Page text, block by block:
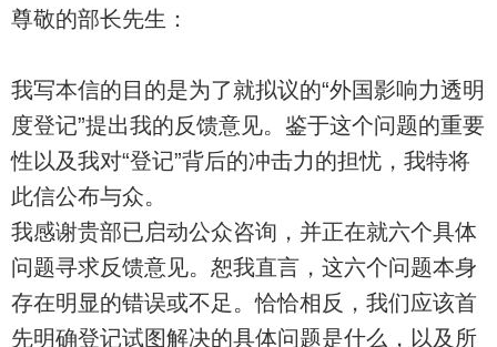
尊敬的部长先生：
我写本信的目的是为了就拟议的“外国影响力透明
度登记”提出我的反馈意见。鉴于这个问题的重要
性以及我对“登记”背后的冲击力的担忧，我特将
此信公布与众。
我感谢贵部已启动公众咨询，并正在就六个具体
问题寻求反馈意见。恕我直言，这六个问题本身
存在明显的错误或不足。恰恰相反，我们应该首
先明确登记试图解决的具体问题是什么，以及所